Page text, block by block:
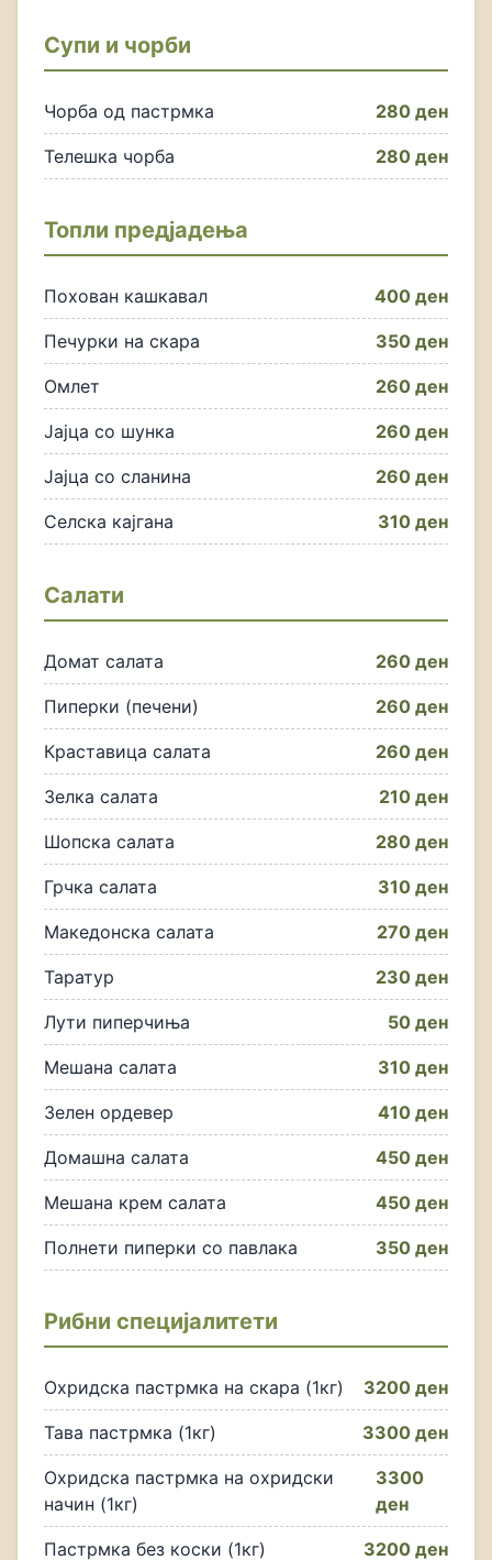
Супи и чорби
Чорба од пастрмка 280 ден
Телешка чорба 280 ден
Топли предјадења
Похован кашкавал 400 ден
Печурки на скара 350 ден
Омлет 260 ден
Јајца со шунка 260 ден
Јајца со сланина 260 ден
Селска кајгана 310 ден
Салати
Домат салата 260 ден
Пиперки (печени) 260 ден
Краставица салата 260 ден
Зелка салата 210 ден
Шопска салата 280 ден
Грчка салата 310 ден
Македонска салата 270 ден
Таратур 230 ден
Лути пиперчиња 50 ден
Мешана салата 310 ден
Зелен ордевер 410 ден
Домашна салата 450 ден
Мешана крем салата 450 ден
Полнети пиперки со павлака 350 ден
Рибни специјалитети
Охридска пастрмка на скара (1кг) 3200 ден
Тава пастрмка (1кг) 3300 ден
Охридска пастрмка на охридски
начин (1кг)
3300
ден
Пастрмка без коски (1кг) 3200 ден